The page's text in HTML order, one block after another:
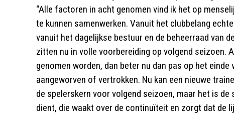
“Alle factoren in acht genomen vind ik het op
te kunnen samenwerken. Vanuit het clubbelang
vanuit het dagelijkse bestuur en de beheerraad van
zitten nu in volle voorbereiding op volgend seizoen.
genomen worden, dan beter nu dan pas op het
aangeworven of vertrokken. Nu kan een nieuwe
de spelerskern voor volgend seizoen, maar het is de
dient, die waakt over de continuïteit en zorgt dat de